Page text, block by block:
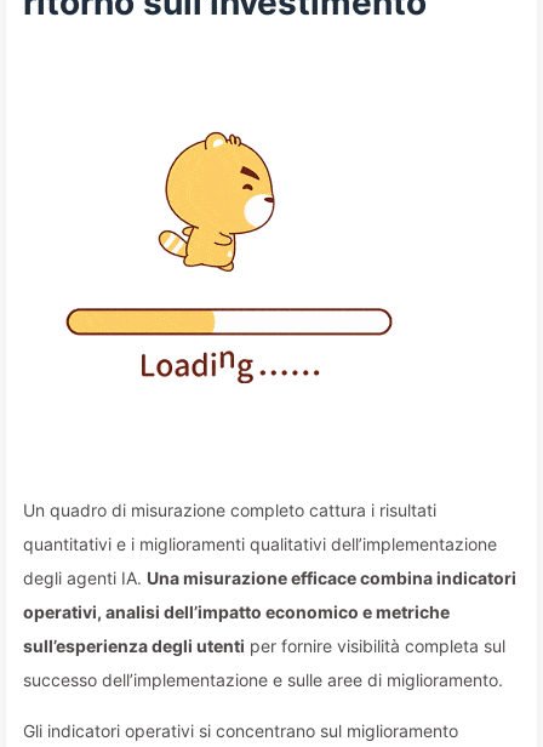
Un quadro di misurazione completo cattura i risultati
quantitativi e i miglioramenti qualitativi dell’implementazione
degli agenti IA. Una misurazione efficace combina indicatori
operativi, analisi dell’impatto economico e metriche
sull’esperienza degli utenti per fornire visibilità completa sul
successo dell’implementazione e sulle aree di miglioramento.
Gli indicatori operativi si concentrano sul miglioramento